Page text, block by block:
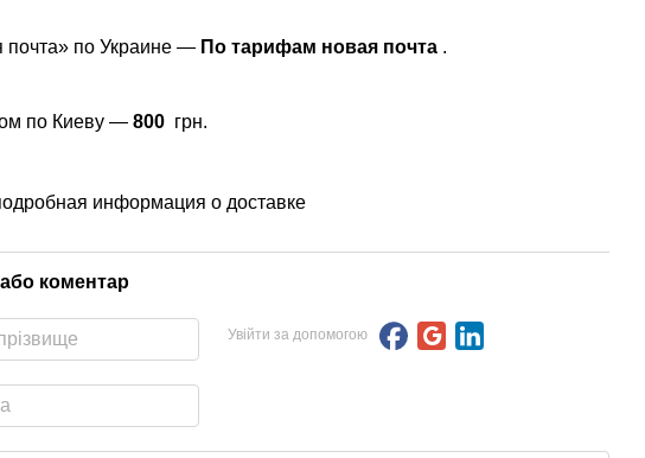
почта» по Украине — По тарифам новая почта .
по Киеву — 800 грн.
информация о доставке
коментар
Увійти за допомогою